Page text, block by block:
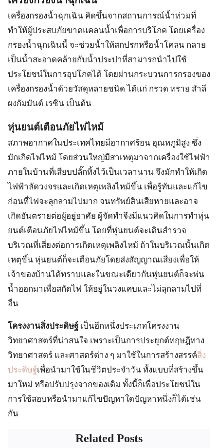
เครื่องกรองน้ำฉุกเฉิน คิดขึ้นจากสถานการณ์น้ำท่วมที่
ทำให้ผู้ประสบภัยขาดแคลนน้ำเพื่อการบริโภค โดยเครื่อง
กรองน้ำฉุกเฉินนี้ จะช่วยน้ำให้สกปรกหรือน้ำโคลน กลาย
เป็นน้ำสะอาดคล้ายกับน้ำประปาที่สามารถนำไปใช้
ประโยชน์ในการอุปโภคได้ โดยผ่านกระบวนการกรองของ
เครื่องกรองน้ำด้วยวัสดุหลายชนิด ได้แก่ กรวด ทราย สำลี
ผงกัมมันต์ เรซิน เป็นต้น
หุ่นยนต์เตือนภัยไฟไหม้
สภาพอากาศในประเทศไทยมีอากาศร้อน อุณหภูมิสูง ซึ่ง
มักเกิดไฟไหม้ โดยส่วนใหญ่มีสาเหตุมาจากเครื่องใช้ไฟฟ้า
ภายในบ้านที่เสียบปลั๊กทิ้งไว้เป็นเวลานาน จึงมักทำให้เกิด
ไฟฟ้าลัดวงจรและเกิดเหตุเพลิงไหม้ขึ้น เพื่อรู้ทันและแก้ไข
ก่อนที่ไฟจะลุกลามไปมาก จนทรัพย์สินเสียหายและอาจ
เกิดอันตรายต่อผู้อยู่อาศัย ผู้จัดทำจึงมีแนวคิดในการทำหุ่น
ยนต์เตือนภัยไฟไหม้ขึ้น โดยที่หุ่นยนต์จะเดินสำรวจ
บริเวณที่เสี่ยงต่อการเกิดเหตุเพลิงไหม้ ถ้าในบริเวณนั้นเกิด
เหตุขึ้น หุ่นยนต์ก็จะเตือนภัยโดยส่งสัญญาณเสียงเพื่อให้
เจ้าของบ้านได้ทราบและในขณะเดียวกันหุ่นยนต์ก็จะพ่น
น้ำออกมาเพื่อสกัดไฟ ให้อยู่ในวงแคบและไม่ลุกลามไปที่
อื่น
โครงงานสิ่งประดิษฐ์เป็นอีกหนึ่งประเภทโครงงาน
วิทยาศาสตร์ที่น่าสนใจ เพราะเป็นการประยุกต์ทฤษฎีทาง
วิทยาศาสตร์ และศาสตร์ต่าง ๆ มาใช้ในการสร้างสรรค์สิ่ง
ประดิษฐ์เพื่อนำมาใช้ในชีวิตประจำวัน ทั้งแบบที่สร้างขึ้น
มาใหม่ หรือปรับปรุงจากของเดิม ทั้งนี้ก็เพื่อประโยชน์ใน
การใช้สอบหรือนำมาแก้ไขปัญหาใดปัญหาหนึ่งก็ได้เช่น
กัน
Related Posts